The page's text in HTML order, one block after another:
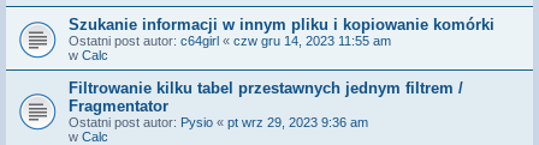
Szukanie informacji w innym pliku i kopiowanie komórki
Ostatni post autor: c64girl « czw gru 14, 2023 11:55 am
w Calc
Filtrowanie kilku tabel przestawnych jednym filtrem /
Fragmentator
Ostatni post autor: Pysio « pt wrz 29, 2023 9:36 am
w Calc